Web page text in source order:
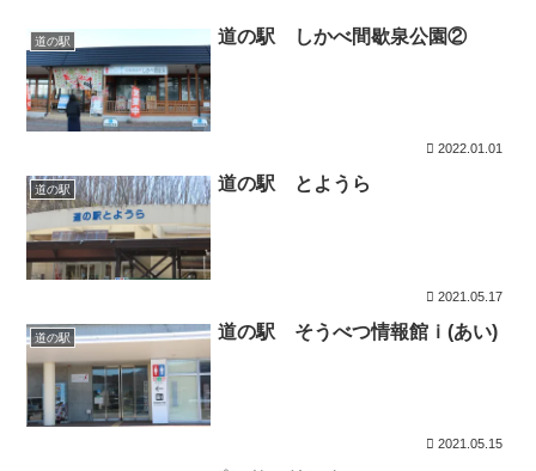
道の駅 道の駅 しかべ間歇泉公園②
2022.01.01
道の駅 道の駅 とようら
2021.05.17
道の駅 道の駅 そうべつ情報館ｉ(あい)
2021.05.15